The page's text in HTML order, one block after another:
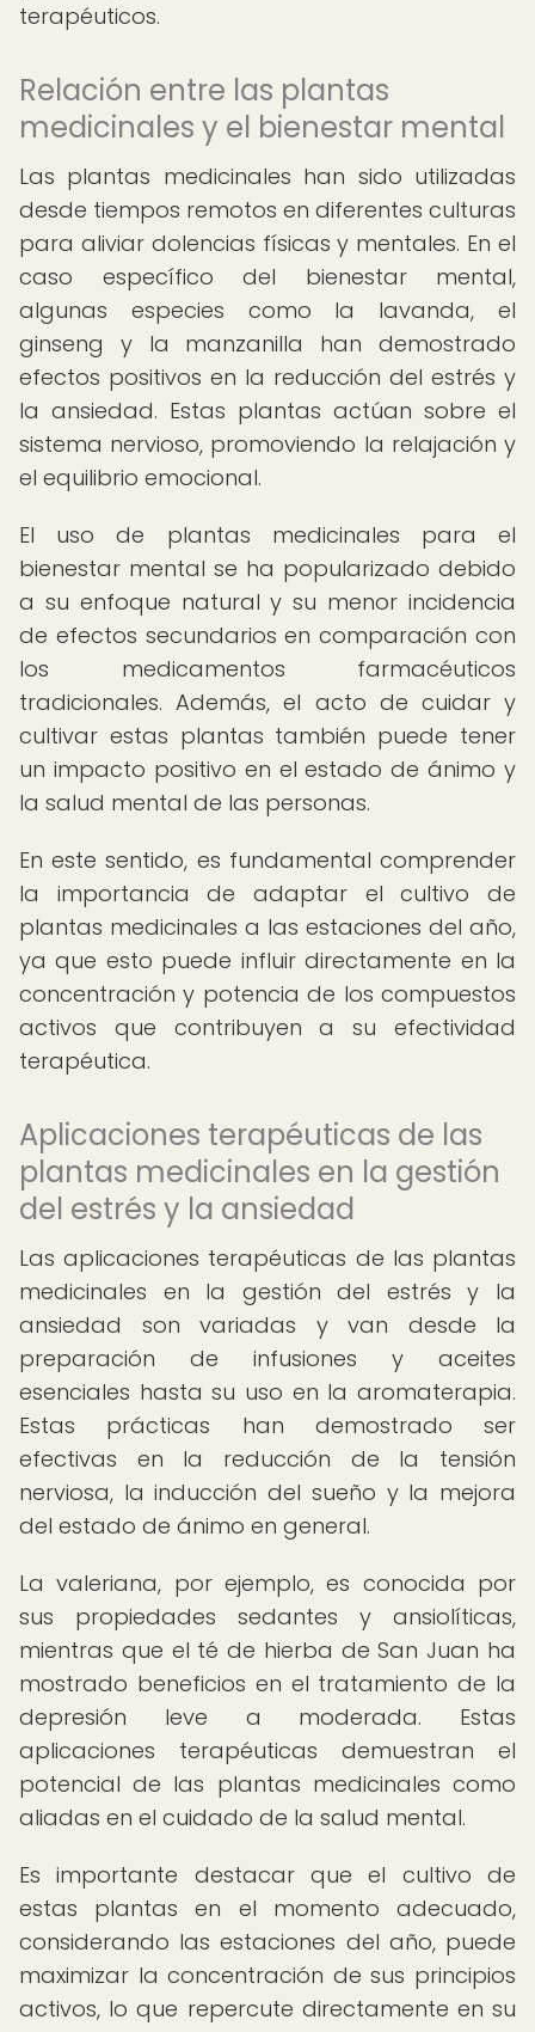
terapéuticos.
Relación entre las plantas
medicinales y el bienestar mental
Las plantas medicinales han sido utilizadas
desde tiempos remotos en diferentes culturas
para aliviar dolencias físicas y mentales. En el
caso específico del bienestar mental,
algunas especies como la lavanda, el
ginseng y la manzanilla han demostrado
efectos positivos en la reducción del estrés y
la ansiedad. Estas plantas actúan sobre el
sistema nervioso, promoviendo la relajación y
el equilibrio emocional.
El uso de plantas medicinales para el
bienestar mental se ha popularizado debido
a su enfoque natural y su menor incidencia
de efectos secundarios en comparación con
los medicamentos farmacéuticos
tradicionales. Además, el acto de cuidar y
cultivar estas plantas también puede tener
un impacto positivo en el estado de ánimo y
la salud mental de las personas.
En este sentido, es fundamental comprender
la importancia de adaptar el cultivo de
plantas medicinales a las estaciones del año,
ya que esto puede influir directamente en la
concentración y potencia de los compuestos
activos que contribuyen a su efectividad
terapéutica.
Aplicaciones terapéuticas de las
plantas medicinales en la gestión
del estrés y la ansiedad
Las aplicaciones terapéuticas de las plantas
medicinales en la gestión del estrés y la
ansiedad son variadas y van desde la
preparación de infusiones y aceites
esenciales hasta su uso en la aromaterapia.
Estas prácticas han demostrado ser
efectivas en la reducción de la tensión
nerviosa, la inducción del sueño y la mejora
del estado de ánimo en general.
La valeriana, por ejemplo, es conocida por
sus propiedades sedantes y ansiolíticas,
mientras que el té de hierba de San Juan ha
mostrado beneficios en el tratamiento de la
depresión leve a moderada. Estas
aplicaciones terapéuticas demuestran el
potencial de las plantas medicinales como
aliadas en el cuidado de la salud mental.
Es importante destacar que el cultivo de
estas plantas en el momento adecuado,
considerando las estaciones del año, puede
maximizar la concentración de sus principios
activos, lo que repercute directamente en su